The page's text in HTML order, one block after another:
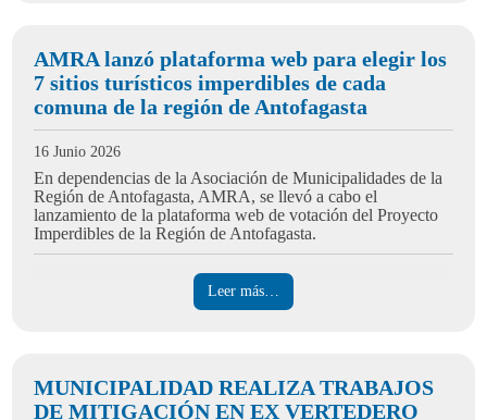
AMRA lanzó plataforma web para elegir los
7 sitios turísticos imperdibles de cada
comuna de la región de Antofagasta
16 Junio 2026
En dependencias de la Asociación de Municipalidades de la
Región de Antofagasta, AMRA, se llevó a cabo el
lanzamiento de la plataforma web de votación del Proyecto
Imperdibles de la Región de Antofagasta.
Leer más…
MUNICIPALIDAD REALIZA TRABAJOS
DE MITIGACIÓN EN EX VERTEDERO